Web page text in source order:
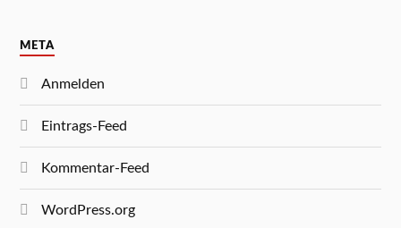
META
Anmelden
Eintrags-Feed
Kommentar-Feed
WordPress.org